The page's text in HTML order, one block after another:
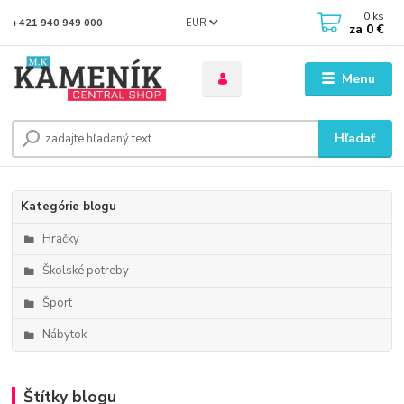
Menu
EUR
Hľadať
+421 940 949 000 0 ks
za 0 €
Kategórie blogu
Hračky
Školské potreby
Šport
Nábytok
Štítky blogu